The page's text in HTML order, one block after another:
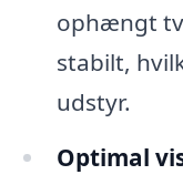
ophængt
stabilt,
udstyr.
Optimal